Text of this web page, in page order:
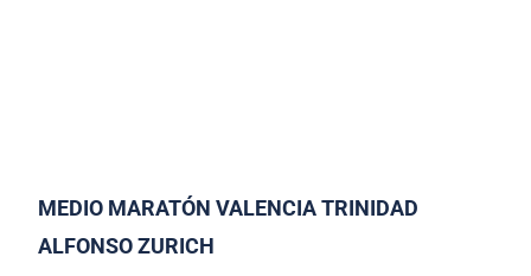
MEDIO MARATÓN VALENCIA TRINIDAD
ALFONSO ZURICH